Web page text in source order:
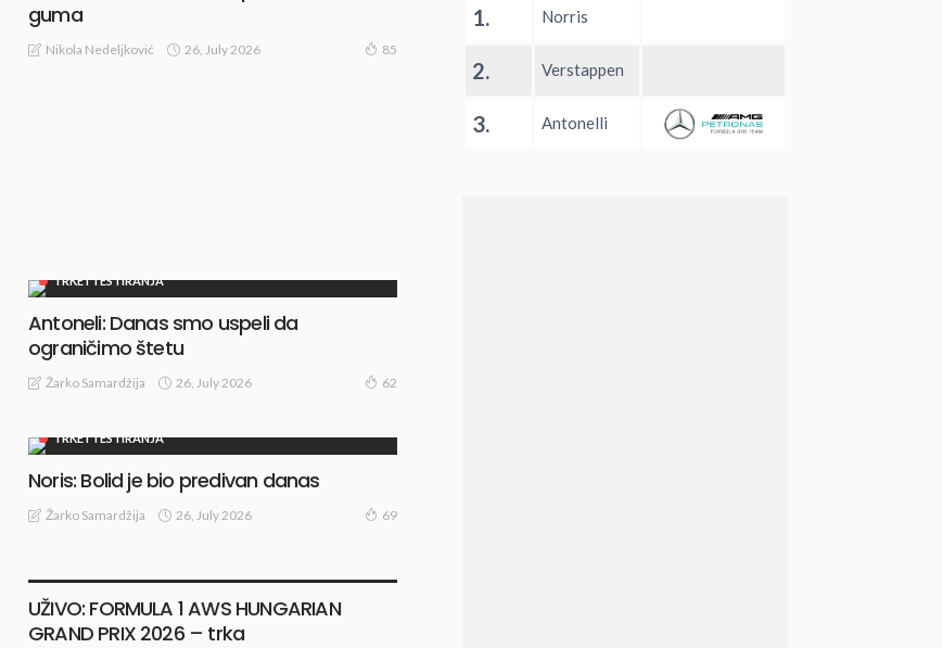
guma
Nikola Nedeljković 26, July 2026 85
TRKE I TESTIRANJA
Antoneli: Danas smo uspeli da
ograničimo štetu
Žarko Samardžija 26, July 2026 62
TRKE I TESTIRANJA
Noris: Bolid je bio predivan danas
Žarko Samardžija 26, July 2026 69
UŽIVO: FORMULA 1 AWS HUNGARIAN
GRAND PRIX 2026 – trka
1. Norris
2. Verstappen
3. Antonelli